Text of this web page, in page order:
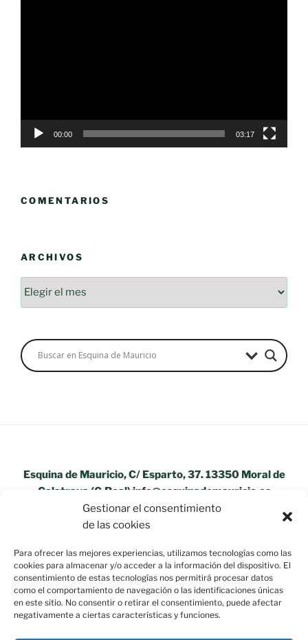
Gestionar el consentimiento
de las cookies
Para ofrecer las mejores experiencias, utilizamos tecnologías como las
cookies para almacenar y/o acceder a la información del dispositivo. El
consentimiento de estas tecnologías nos permitirá procesar datos
como el comportamiento de navegación o las identificaciones únicas
en este sitio. No consentir o retirar el consentimiento, puede afectar
negativamente a ciertas características y funciones.
00:00 03:17
COMENTARIOS
ARCHIVOS
Esquina de Mauricio, C/ Esparto, 37. 13350 Moral de
Calatrava (C.Real) info@esquinademauricio.es
«Aviso Legal»